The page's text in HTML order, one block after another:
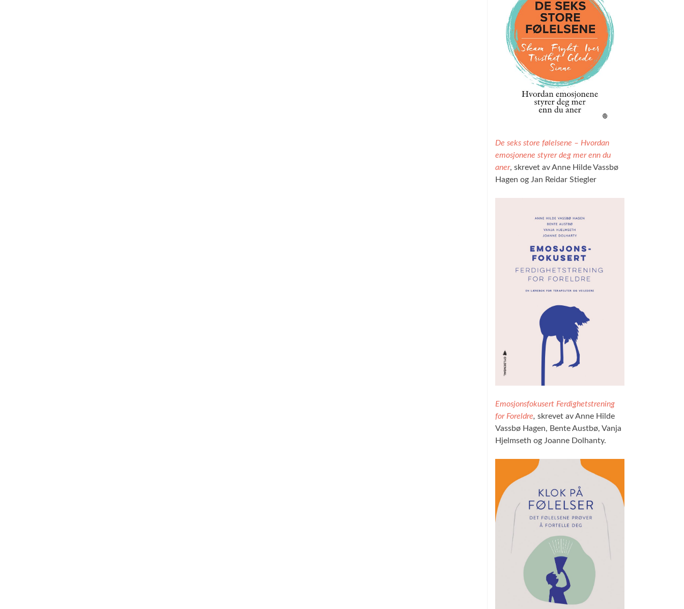
De seks store følelsene – Hvordan
emosjonene styrer deg mer enn du
aner, skrevet av Anne Hilde Vassbø
Hagen og Jan Reidar Stiegler
Emosjonsfokusert Ferdighetstrening
for Foreldre, skrevet av Anne Hilde
Vassbø Hagen, Bente Austbø, Vanja
Hjelmseth og Joanne Dolhanty.